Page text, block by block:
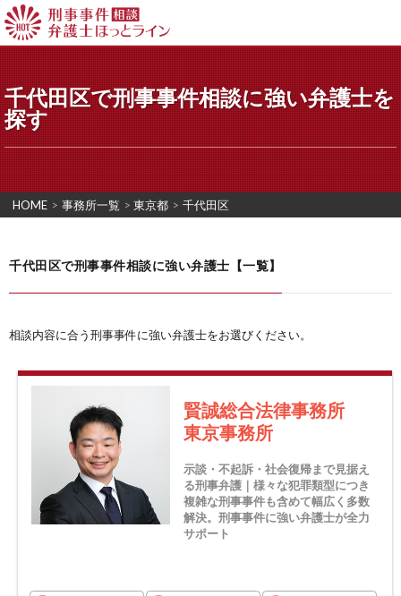
千代田区で刑事事件相談に強い弁護士を
探す
HOME > 事務所一覧 > 東京都 > 千代田区
千代田区で刑事事件相談に強い弁護士【一覧】
相談内容に合う刑事事件に強い弁護士をお選びください。
賢誠総合法律事務所
東京事務所
示談・不起訴・社会復帰まで見据え
る刑事弁護｜様々な犯罪類型につき
複雑な刑事事件も含めて幅広く多数
解決。刑事事件に強い弁護士が全力
サポート